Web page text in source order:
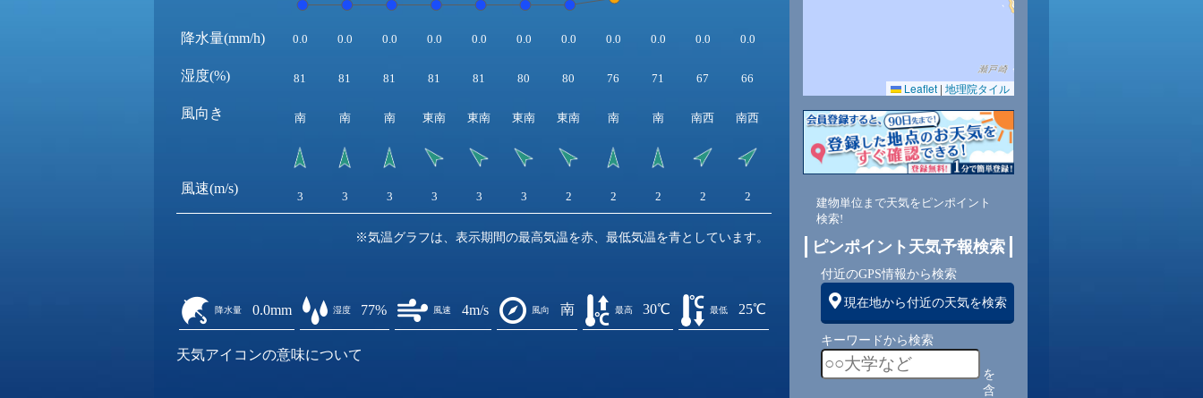
降水量(mm/h)
湿度(%)
風向き
風速(m/s)
0.0 0.0 0.0 0.0 0.0 0.0 0.0 0.0 0.0 0.0 0.0
81 81 81 81 81 80 80 76 71 67 66
南 南 南 東南 東南 東南 東南 南 南 南西 南西 南西 南西 南西 南西
3 3 3 3 3 3 2 2 2 2 2 3 4 4 4
※気温グラフは、表示期間の最高気温を赤、最低気温を青としています。
降水量 0.0mm 湿度 77% 風速 4m/s 風向 南 最高 30℃ 最低 25℃
天気アイコンの意味について
Leaflet | 地理院タイル
建物単位まで天気をピンポイント
検索!
ピンポイント天気予報検索
付近のGPS情報から検索
現在地から付近の天気を検索
キーワードから検索
を
含